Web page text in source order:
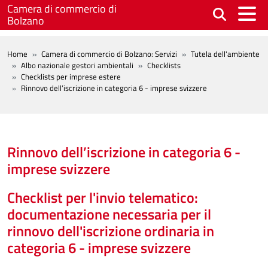
Salta al contenuto principale
Camera di commercio di
Bolzano
BREADCRUMB
Home Camera di commercio di Bolzano: Servizi
Tutela dell'ambiente
Albo nazionale gestori ambientali
Checklists
Checklists per imprese estere
Rinnovo dell’iscrizione in categoria 6 - imprese svizzere
Rinnovo dell’iscrizione in categoria 6 -
imprese svizzere
Checklist per l'invio telematico:
documentazione necessaria per il
rinnovo dell'iscrizione ordinaria in
categoria 6 - imprese svizzere